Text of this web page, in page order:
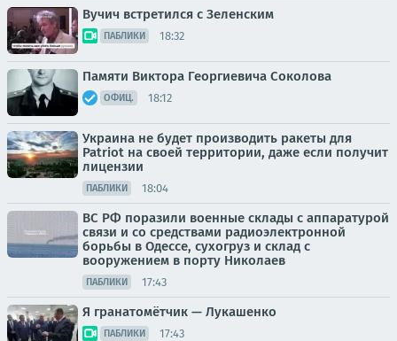
Вучич встретился с Зеленским
ПАБЛИКИ 18:32
Памяти Виктора Георгиевича Соколова
ОФИЦ. 18:12
Украина не будет производить ракеты для
Patriot на своей территории, даже если получит
лицензии
ПАБЛИКИ 18:04
ВС РФ поразили военные склады с аппаратурой
связи и со средствами радиоэлектронной
борьбы в Одессе, сухогруз и склад с
вооружением в порту Николаев
ПАБЛИКИ 17:43
Я гранатомётчик — Лукашенко
ПАБЛИКИ 17:43